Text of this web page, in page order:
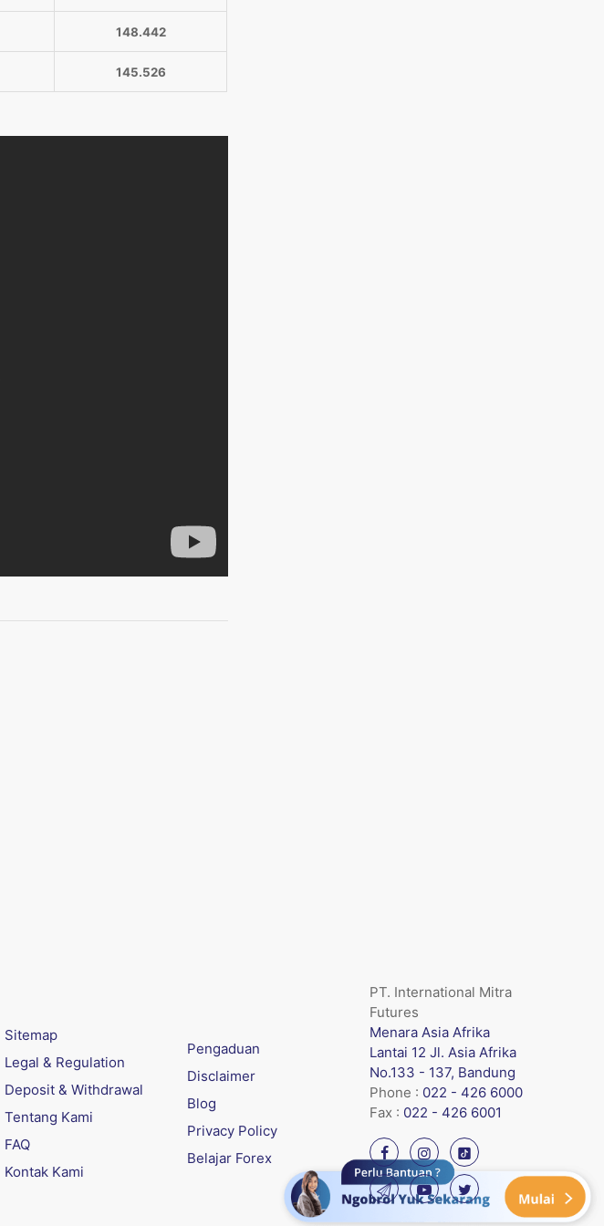
148.442
145.526
Sitemap
Legal & Regulation
Deposit & Withdrawal
Tentang Kami
FAQ
Kontak Kami
Pengaduan
Disclaimer
Blog
Privacy Policy
Belajar Forex
PT. International Mitra
Futures
Menara Asia Afrika
Lantai 12 Jl. Asia Afrika
No.133 - 137, Bandung
Phone : 022 - 426 6000
Fax : 022 - 426 6001